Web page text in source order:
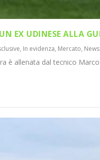
EX UDINESE ALLA
, In evidenza, Mercato, News
è allenata dal tecnico